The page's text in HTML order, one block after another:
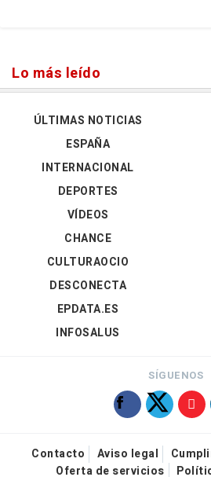
Lo más leído
ÚLTIMAS NOTICIAS
ESPAÑA
INTERNACIONAL
DEPORTES
VÍDEOS
CHANCE
CULTURAOCIO
DESCONECTA
EPDATA.ES
INFOSALUS
SÍGUENOS
Contacto Aviso legal
Oferta de servicios